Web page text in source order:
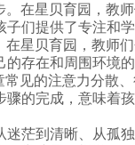
在星贝育园，教
子们提供了专注和
星贝育园，教师
存在和周围环境
见的注意力分散
的完成，意味着
茫到清晰、从孤